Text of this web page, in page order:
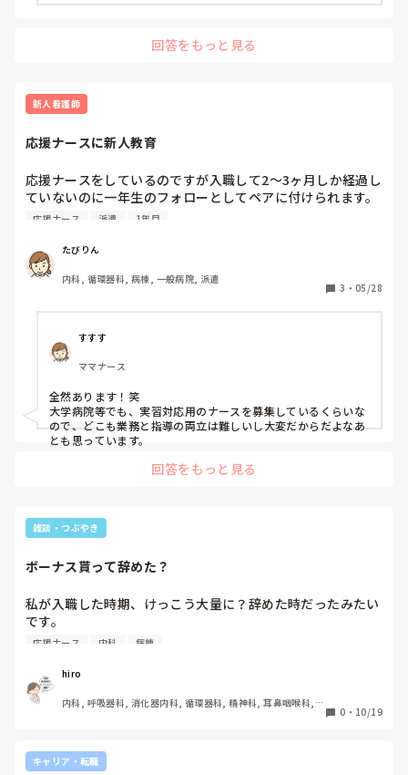
回答をもっと見る
新人看護師
応援ナースに新人教育
応援ナースをしているのですが入職して2〜3ヶ月しか経過し
ていないのに一年生のフォローとしてペアに付けられます。
自分も来て間もないためわからない業務もあるし、一年生の
と、もともと残業が多い病棟なのにさらに時間が遅くなりま
す。
新人教育や看護研究、委員会などをやりたくないから派遣や
応援ナースとして働いているのに、、、という気持ちなので
すが、応援ナースや派遣として働いてる方たちは一年生とペ
アになったりする事はありますか？
応援ナース 派遣 1年目
たびりん
内科, 循環器科, 病棟, 一般病院, 派遣
3 ・ 05/28
すすす
ママナース
全然あります！笑
大学病院等でも、実習対応用のナースを募集しているくらいな
ので、どこも業務と指導の両立は難しいし大変だからだよなあ
とも思っています。
回答をもっと見る
雑談・つぶやき
ボーナス貰って辞めた？
私が入職した時期、けっこう大量に？辞めた時だったみたい
です。
どうりで即日採用になったわけだ(笑)
そしてシフトきつかったり、スタッフの稼働率低かったり
(一昨日の話ですが、4人予定されていて実働2人ですから皺
寄せが…)
に話をしてました。
応援ナース 内科 病棟
hiro
内科, 呼吸器科, 消化器内科, 循環器科, 精神科, 耳鼻咽喉科,
0 ・ 10/19
キャリア・転職